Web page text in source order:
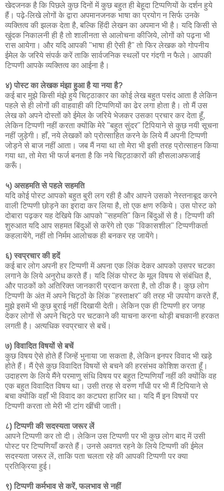
खेदजनक है कि पिछले कुछ दिनों में कुछ बहुत ही बेहूदा टिप्पणियों के दर्शन हुये
हैं। पढ़े-लिखे लोगों के द्वारा अपमानजनक भाषा का प्रयोग न सिर्फ उनके
व्यक्तित्व की झलक देता है, बल्कि हिंदी लेखन का अपमान भी है। यदि किसी से
खुंदक निकालनी ही है तो शालीनता से आलोचना कीजिये, लोगों को पढ़ना भी
रास आयेगा। और यदि आपकी "भाषा ही ऐसी है" तो फिर लेखक को गोपनीय
ईमेल के जरिये संपर्क करें ताकि सार्वजनिक स्थलों पर गंदगी न फैले। आपकी
टिप्पणी आपके व्यक्तित्व का आईना है।
४) पोस्ट का लेखक मंझा हुआ है या नया है?
कई बार मुझे किसी मंझे हुये चिट्ठाकार का कोई लेख बहुत पसंद आता है लेकिन
पहले से ही लोगों की वाहवाही की टिप्पणियों का ढेर लगा होता है। तो मैं उस
लेख को अपने दोस्तों को ईमेल के जरिये भेजकर उसका प्रचार कर देता हूँ,
लेकिन टिप्पणी नहीं करता क्योंकि मेरे "बहुत सुंदर" टिपियाने से कुछ नयी सूचना
नहीं जुड़ेगी। हाँ, नये लेखकों को प्रोत्साहित करने के लिये मैं अपनी टिप्पणी
जोड़ने से बाज नहीं आता। जब मैं नया था तो मेरा भी इसी तरह प्रोत्साहन किया
गया था, तो मेरा भी फर्ज बनता है कि नये चिट्ठाकारों की हौसलाअफजाई
करूँ।
५) असहमति से पहले सहमति
यदि कोई पोस्ट आपको बहुत बुरी लग रही है और आपने उसको नेस्तनाबूद करने
वाली टिप्पणी छोड़ने का इरादा कर लिया है, तो एक क्षण रुकिये। उस पोस्ट को
दोबारा पढ़कर यह देखिये कि आपको "सहमति" किन बिंदुओं से है। टिप्पणी की
शुरुआत यदि आप सहमत बिंदुओं से करेंगे तो एक "विकासशील" टिप्पणीकर्ता
कहलायेंगे, नहीं तो निर्मम आलोचक ही बनकर रह जायेंगे।
६) स्वप्रचार की हदें
कई बार लोग अपनी हर टिप्पणी में अपना एक लिंक देकर आपको उसपर चटका
लगाने के लिये अनुरोध करते हैं। यदि लिंक पोस्ट के मूल विषय से संबंधित है,
और पाठकों को अतिरिक्त जानकारी प्रदान करता है, तो ठीक है। कुछ लोग
टिप्पणी के अंत में अपने चिट्ठों के लिंक "हस्ताक्षर" की तरह भी उपयोग करते हैं,
मुझे इसमें भी कुछ बुराई नहीं दिखायी देती। लेकिन एक ही टिप्पणी हर जगह
देकर लोगों से अपने चिट्ठे पर चटकाने की याचना करना थोड़ी बचकानी हरकत
लगती है। अत्यधिक स्वप्रचार से बचें।
७) विवादित विषयों से बचें
कुछ विषय ऐसे होते हैं जिन्हें भुनाया जा सकता है, लेकिन इनपर विवाद भी खड़े
होते हैं। मैं ऐसे कुछ विवादित विषयों से बचने की हरसंभव कोशिश करता हूँ।
उदाहरण के लिये मैंने परमाणु संधि विषय पर बहुत टिप्पणियाँ नहीं की क्योंकि वह
एक बहुत विवादित विषय था। उसी तरह से वरुण गाँधी पर भी मैं टिपियाने से
बचा क्योंकि वहाँ भी विवाद का कटघरा हाजिर था। यदि मैं इन विषयों पर
टिप्पणी करता तो मेरी भी टांग खींची जाती।
८) टिप्पणी की सदस्यता जरूर लें
आपने टिप्पणी कर तो दी। लेकिन उस टिप्पणी पर भी कुछ लोग बाद में उसी
पोस्ट पर टिप्पणियाँ करते हैं। उनसे अवगत रहने के लिये टिप्पणी की ईमेल
सदस्यता जरूर लें, ताकि पता चलता रहे की आपकी टिप्पणी पर क्या
प्रतिक्रिया हुई।
९) टिप्पणी कर्मभाव से करें, फलभाव से नहीं